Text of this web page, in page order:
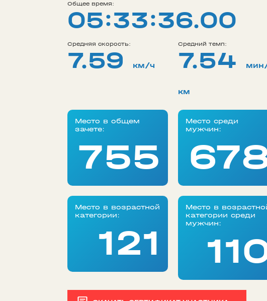
Общее время:
05:33:36.00
Средняя скорость:
7.59 км/ч
Средний темп:
7.54
км
Место в общем
зачете:
755
Место среди
мужчин:
Место в возрастной
категории:
121
Место в
категории среди
мужчин: